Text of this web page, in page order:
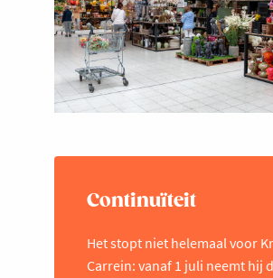
Continuïteit
Het stopt niet helemaal voor
Carrein: vanaf 1 juli neemt hij